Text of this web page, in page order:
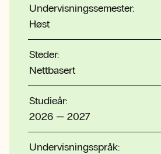
Undervisningssemester:
Høst
Steder:
Nettbasert
Studieår:
2026 — 2027
Undervisningsspråk: